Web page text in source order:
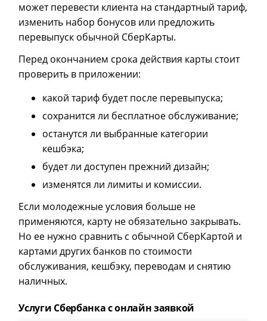
может перевести клиента на стандартный тариф,
изменить набор бонусов или предложить
перевыпуск обычной СберКарты.
Перед окончанием срока действия карты стоит
проверить в приложении:
какой тариф будет после перевыпуска;
сохранится ли бесплатное обслуживание;
останутся ли выбранные категории
кешбэка;
будет ли доступен прежний дизайн;
изменятся ли лимиты и комиссии.
Если молодежные условия больше не
применяются, карту не обязательно закрывать.
Но ее нужно сравнить с обычной СберКартой и
картами других банков по стоимости
обслуживания, кешбэку, переводам и снятию
наличных.
Услуги Сбербанка с онлайн заявкой